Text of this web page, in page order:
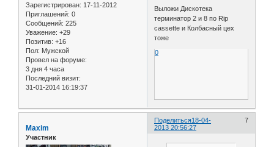
Зарегистрирован: 17-11-2012
Приглашений: 0
Сообщений: 225
Уважение: +29
Позитив: +16
Пол: Мужской
Провел на форуме:
3 дня 4 часа
Последний визит:
31-01-2014 16:19:37
Выложи Дискотека
терминатор 2 и 8 по Rip
cassette и Колбасный цех
тоже
0
Поделиться 7
18-04-
2013 20:56:27
Maxim
Участник